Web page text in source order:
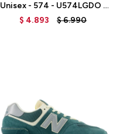
Unisex - 574 - U574LGDO -
RUST OXIDE
$ 4.893 $6.990